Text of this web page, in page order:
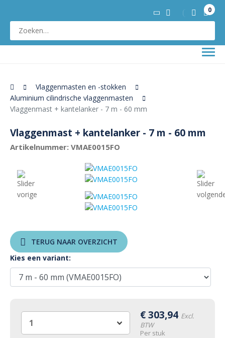
0
Vlaggenmasten en -stokken
Aluminium cilindrische vlaggenmasten
Vlaggenmast + kantelanker - 7 m - 60 mm
Vlaggenmast + kantelanker - 7 m - 60 mm
Artikelnummer: VMAE0015FO
TERUG NAAR OVERZICHT
Kies een variant:
€303,94 Excl.
BTW
Per stuk